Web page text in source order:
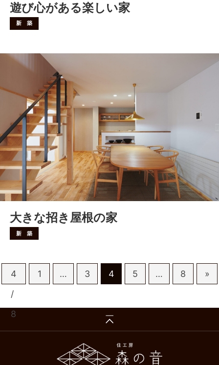
遊び心がある楽しい家
新 築
大きな招き屋根の家
新 築
4
/
8
1 … 3 4 5 … 8 »